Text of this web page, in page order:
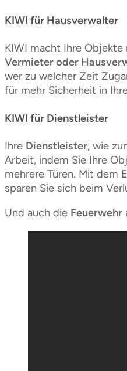
KIWI für Hausverwalter
KIWI macht Ihre
Vermieter oder
wer zu welcher Zeit
für mehr Sicherheit in
KIWI für Dienstleister
Ihre Dienstleister, wie
Arbeit, indem Sie Ihre
mehrere Türen. Mit dem
sparen Sie sich beim
Und auch die Feuerwehr